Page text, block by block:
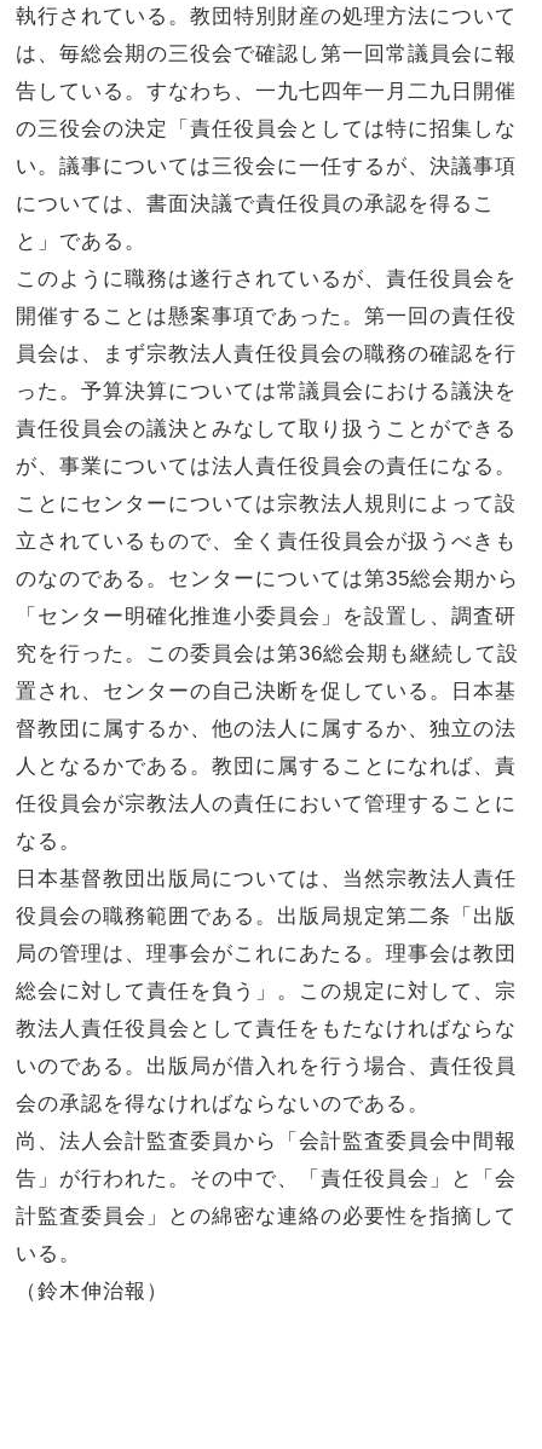
執行されている。教団特別財産の処理方法について
は、毎総会期の三役会で確認し第一回常議員会に報
告している。すなわち、一九七四年一月二九日開催
の三役会の決定「責任役員会としては特に招集しな
い。議事については三役会に一任するが、決議事項
については、書面決議で責任役員の承認を得るこ
と」である。
このように職務は遂行されているが、責任役員会を
開催することは懸案事項であった。第一回の責任役
員会は、まず宗教法人責任役員会の職務の確認を行
った。予算決算については常議員会における議決を
責任役員会の議決とみなして取り扱うことができる
が、事業については法人責任役員会の責任になる。
ことにセンターについては宗教法人規則によって設
立されているもので、全く責任役員会が扱うべきも
のなのである。センターについては第35総会期から
「センター明確化推進小委員会」を設置し、調査研
究を行った。この委員会は第36総会期も継続して設
置され、センターの自己決断を促している。日本基
督教団に属するか、他の法人に属するか、独立の法
人となるかである。教団に属することになれば、責
任役員会が宗教法人の責任において管理することに
なる。
日本基督教団出版局については、当然宗教法人責任
役員会の職務範囲である。出版局規定第二条「出版
局の管理は、理事会がこれにあたる。理事会は教団
総会に対して責任を負う」。この規定に対して、宗
教法人責任役員会として責任をもたなければならな
いのである。出版局が借入れを行う場合、責任役員
会の承認を得なければならないのである。
尚、法人会計監査委員から「会計監査委員会中間報
告」が行われた。その中で、「責任役員会」と「会
計監査委員会」との綿密な連絡の必要性を指摘して
いる。
（鈴木伸治報）